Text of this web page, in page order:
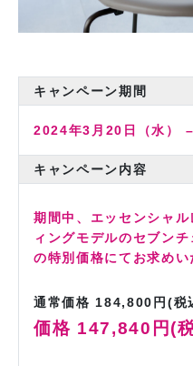
キャンペーン期間
2024年3月20日（水）
キャンペーン内容
期間中、エッセンシャ
ィングモデルのセブン
の特別価格にてお求めい
通常価格 184,800円(税
価格 147,840円(